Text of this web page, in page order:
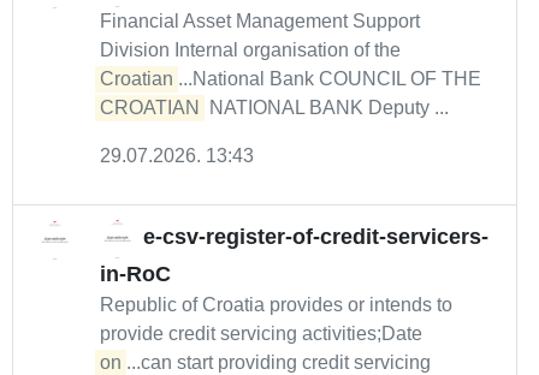
Financial Asset Management Support
Division Internal organisation of the
Croatian ...National Bank COUNCIL OF THE
CROATIAN
NATIONAL BANK Deputy ...
29.07.2026. 13:43
e-csv-register-of-credit-servicers-
in-RoC
Republic of Croatia provides or intends to
provide credit servicing activities;Date
on ...can start providing credit servicing